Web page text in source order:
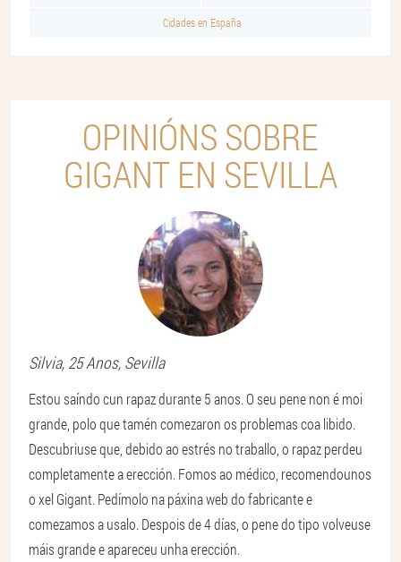
Cidades en España
OPINIÓNS SOBRE
GIGANT EN SEVILLA
Silvia, 25 Anos, Sevilla
Estou saíndo cun rapaz durante 5 anos. O seu pene non é moi
grande, polo que tamén comezaron os problemas coa libido.
Descubriuse que, debido ao estrés no traballo, o rapaz perdeu
completamente a erección. Fomos ao médico, recomendounos
o xel Gigant. Pedímolo na páxina web do fabricante e
comezamos a usalo. Despois de 4 días, o pene do tipo volveuse
máis grande e apareceu unha erección.